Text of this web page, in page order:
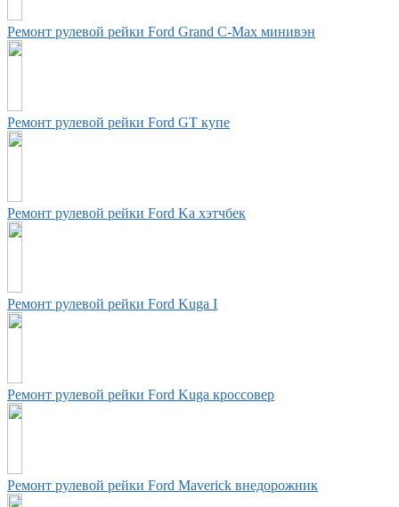
Ремонт рулевой рейки Ford Grand C-Max минивэн
Ремонт рулевой рейки Ford GT купе
Ремонт рулевой рейки Ford Ka хэтчбек
Ремонт рулевой рейки Ford Kuga I
Ремонт рулевой рейки Ford Kuga кроссовер
Ремонт рулевой рейки Ford Maverick внедорожник